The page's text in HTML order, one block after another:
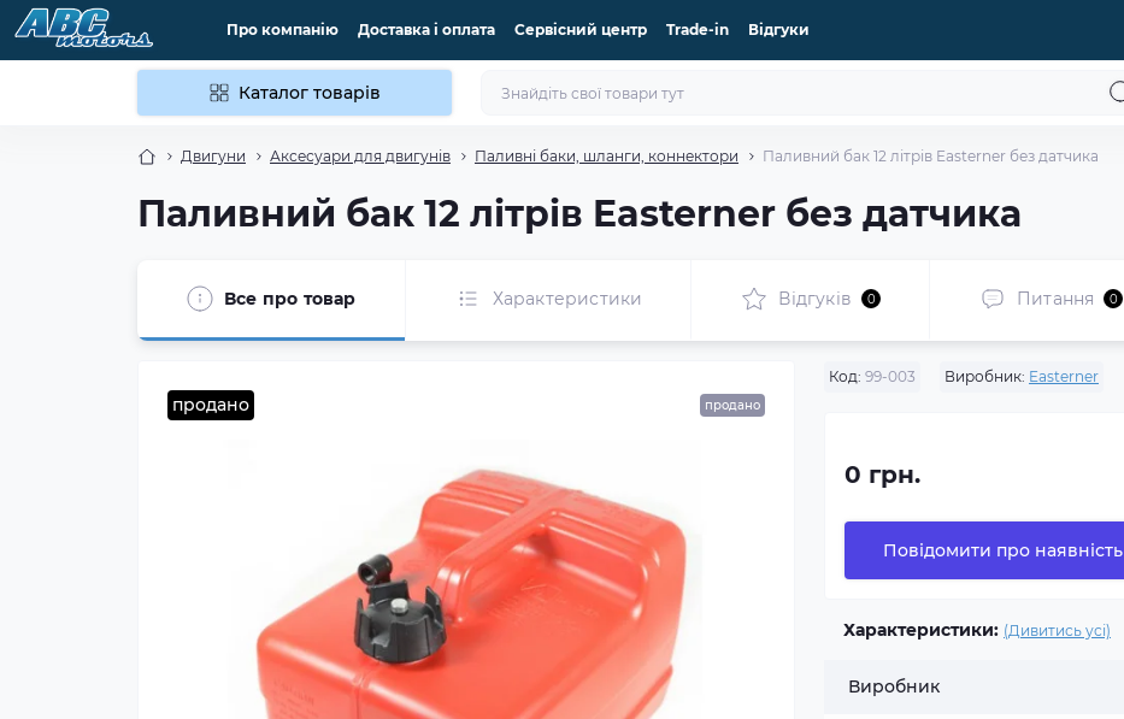
Про компанію Доставка і оплата Сервісний центр Trade-in Відгуки
Каталог товарів
Двигуни Аксесуари для двигунів Паливні баки, шланги, коннектори Паливний бак 12 літрів Easterner без датчика
Паливний бак 12 літрів Easterner без датчика
Все про товар Характеристики Відгуків 0 Питання 0
продано продано
Код: 99-003 Виробник: Easterner
0 грн.
Повідомити про наявність
Характеристики: (Дивитись усі)
Виробник